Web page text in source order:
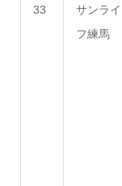
33
サンライ
フ練馬